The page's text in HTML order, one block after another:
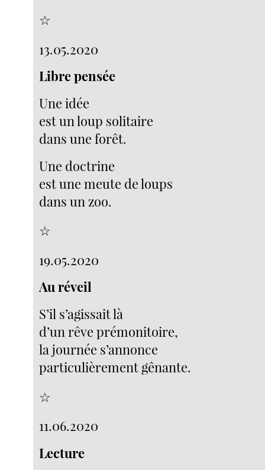
☆
13.05.2020
Libre pensée
Une idée
est un loup solitaire
dans une forêt.
Une doctrine
est une meute de loups
dans un zoo.
☆
19.05.2020
Au réveil
S’il s’agissait là
d’un rêve prémonitoire,
la journée s’annonce
particulièrement gênante.
☆
11.06.2020
Lecture